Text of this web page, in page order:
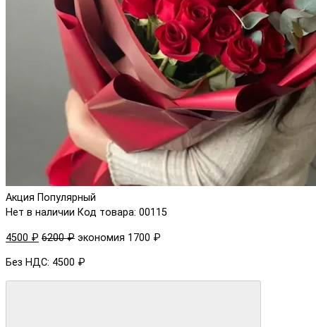
Акция Популярный
Нет в наличии Код товара: 00115
4500 ₽ 6200 ₽ экономия 1700 ₽
Без НДС: 4500 ₽